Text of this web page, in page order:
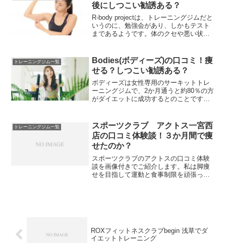
後にしつこい勧誘ある？
R-body projectは、トレーニングジムだと
いうのに、勉強会があり、しかもテスト
まであるようです。体のクセや悪い状態
一体……。
トレーニングジム一覧
Bodies(ボディーズ)の口コミ！痩
せる？しつこい勧誘ある？
ボディーズは女性専用のサーキットトレ
ーニングジムで、2か月通うと約80％の方
がダイエットに成功するとのことです
トレーニングジム一覧
スポーツクラブ アクトス一宮西
店の口コミ体験談！３か月間で痩
せたのか？
スポーツクラブのアクトスの口コミ体験
談を画像付きでご紹介します。私は脚痩
せを目指して運動と食事制限を頑張って
ROXフィットネスクラブbegin 浅草でダ
イエットトレーニング